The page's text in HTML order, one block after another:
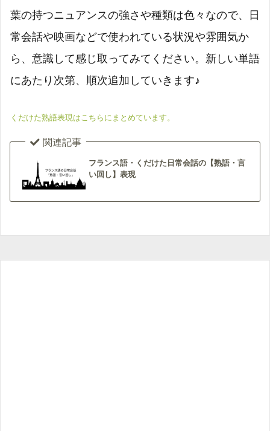
葉の持つニュアンスの強さや種類は色々なので、日
常会話や映画などで使われている状況や雰囲気か
ら、意識して感じ取ってみてください。新しい単語
にあたり次第、順次追加していきます♪
くだけた熟語表現はこちらにまとめています。
関連記事
フランス語・くだけた日常会話の【熟語・言
い回し】表現